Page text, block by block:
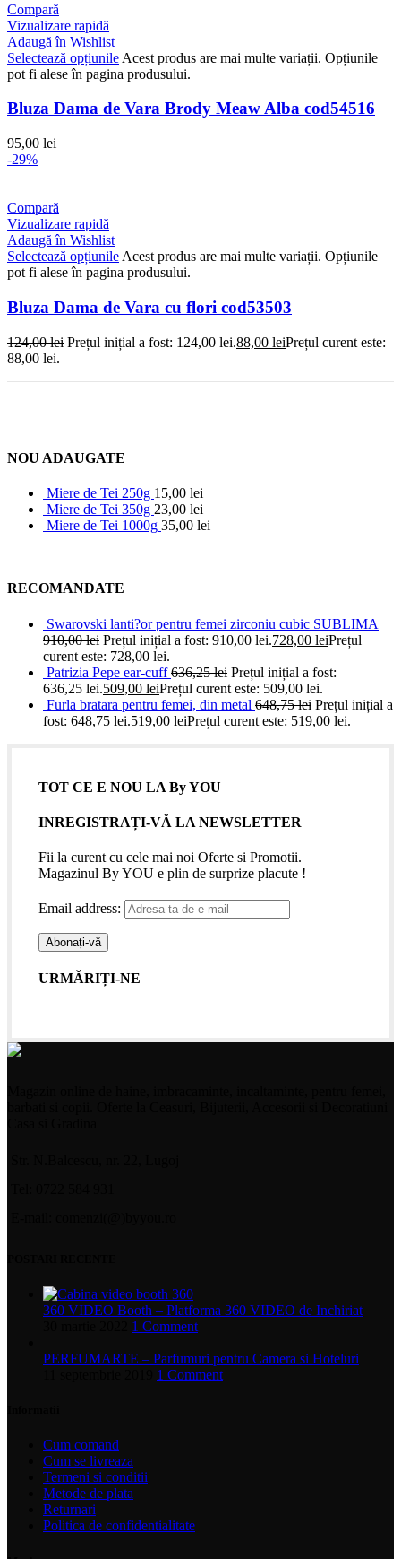
Compară
Vizualizare rapidă
Adaugă în Wishlist
Selectează opțiunile Acest produs are mai multe variații. Opțiunile
pot fi alese în pagina produsului.
Bluza Dama de Vara Brody Meaw Alba cod54516
95,00 lei
-29%
Compară
Vizualizare rapidă
Adaugă în Wishlist
Selectează opțiunile Acest produs are mai multe variații. Opțiunile
pot fi alese în pagina produsului.
Bluza Dama de Vara cu flori cod53503
124,00lei Prețul inițial a fost: 124,00 lei.88,00 leiPrețul curent este:
88,00 lei.
NOU ADAUGATE
Miere de Tei 250g 15,00 lei
Miere de Tei 350g 23,00 lei
Miere de Tei 1000g 35,00 lei
RECOMANDATE
Swarovski lanti?or pentru femei zirconiu cubic SUBLIMA
910,00lei Prețul inițial a fost: 910,00 lei.728,00 leiPrețul
curent este: 728,00 lei.
Patrizia Pepe ear-cuff636,25lei Prețul inițial a fost:
636,25 lei.509,00 leiPrețul curent este: 509,00 lei.
Furla bratara pentru femei, din metal 648,75lei Prețul inițial a
fost: 648,75 lei.519,00 leiPrețul curent este: 519,00 lei.
TOT CE E NOU LA By YOU
INREGISTRAȚI-VĂ LA NEWSLETTER
Fii la curent cu cele mai noi Oferte si Promotii.
Magazinul By YOU e plin de surprize placute !
Email address:
URMĂRIȚI-NE
360 VIDEO Booth – Platforma 360 VIDEO de Inchiriat
1 Comment
PERFUMARTE – Parfumuri pentru Camera si Hoteluri
1 Comment
Cum comand
Cum se livreaza
Termeni si conditii
Metode de plata
Returnari
Politica de confidentialitate